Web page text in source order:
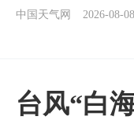
中国天气网 2026-08-
台风“白